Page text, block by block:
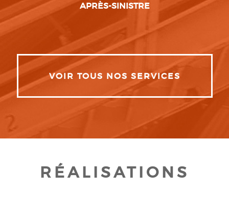
APRÈS-SINISTRE
VOIR TOUS NOS SERVICES
RÉALISATIONS